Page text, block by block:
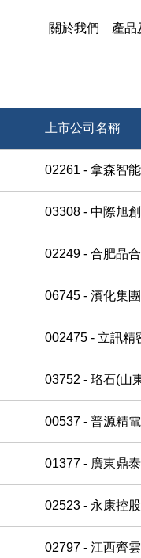
關於我們 產品
上市公司名稱
02261 - 拿森智
03308 - 中際旭
02249 - 合肥晶
06745 - 濱化集
002475 - 立訊精
03752 - 珞石(山
00537 - 普源精
01377 - 廣東鼎
02523 - 永康控
02797 - 江西齊